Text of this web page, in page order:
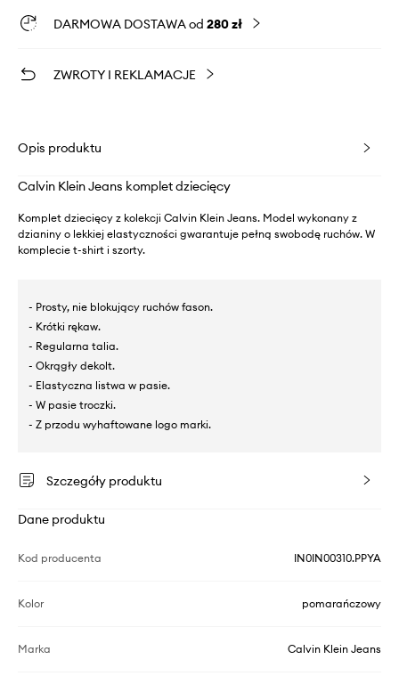
DARMOWA DOSTAWA od 280 zł
ZWROTY I REKLAMACJE
Opis produktu
Calvin Klein Jeans komplet dziecięcy
Komplet dziecięcy z kolekcji Calvin Klein Jeans. Model wykonany z
dzianiny o lekkiej elastyczności gwarantuje pełną swobodę ruchów. W
komplecie t-shirt i szorty.
- Prosty, nie blokujący ruchów fason.
- Krótki rękaw.
- Regularna talia.
- Okrągły dekolt.
- Elastyczna listwa w pasie.
- W pasie troczki.
- Z przodu wyhaftowane logo marki.
Szczegóły produktu
Dane produktu
Kod producenta IN0IN00310.PPYA
Kolor pomarańczowy
Marka Calvin Klein Jeans